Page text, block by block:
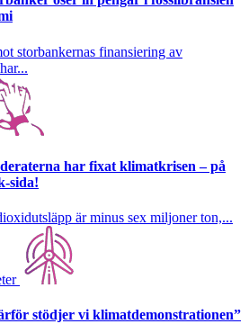
storbankernas finansiering av
har fixat klimatkrisen – på
sida!
är minus sex miljoner ton,...
stödjer vi klimatdemonstrationen”